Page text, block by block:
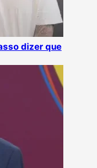
dizer que